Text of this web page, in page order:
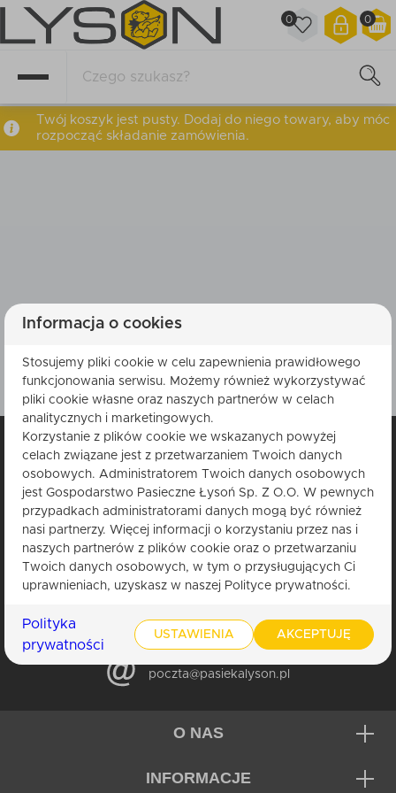
0
0
Twój koszyk jest pusty. Dodaj do niego towary, aby móc
rozpocząć składanie zamówienia.
+(48) 503 939 757
pon. - pt.: 8:00 - 16:00
pon. - pt.: 8:00 - 16:00
poczta@pasiekalyson.pl
O NAS
INFORMACJE
Informacja o cookies
Stosujemy pliki cookie w celu zapewnienia prawidłowego
funkcjonowania serwisu. Możemy również wykorzystywać
pliki cookie własne oraz naszych partnerów w celach
analitycznych i marketingowych.
Korzystanie z plików cookie we wskazanych powyżej
celach związane jest z przetwarzaniem Twoich danych
osobowych. Administratorem Twoich danych osobowych
jest Gospodarstwo Pasieczne Łysoń Sp. Z O.O. W pewnych
przypadkach administratorami danych mogą być również
nasi partnerzy. Więcej informacji o korzystaniu przez nas i
naszych partnerów z plików cookie oraz o przetwarzaniu
Twoich danych osobowych, w tym o przysługujących Ci
uprawnieniach, uzyskasz w naszej Polityce prywatności.
Polityka
prywatności
USTAWIENIA AKCEPTUJĘ